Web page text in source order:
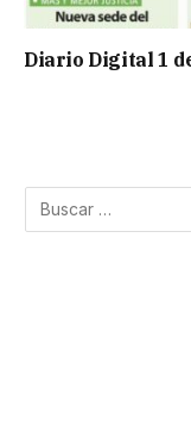
Diario Digital 1